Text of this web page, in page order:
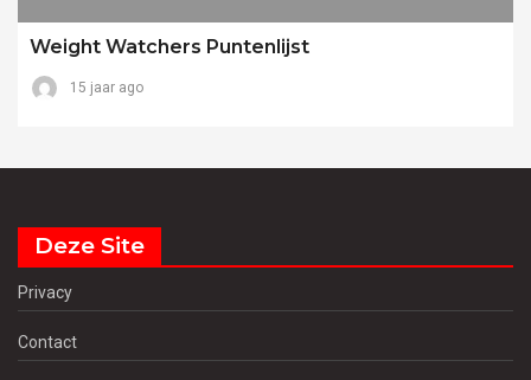
Weight Watchers Puntenlijst
15 jaar ago
Deze Site
Privacy
Contact